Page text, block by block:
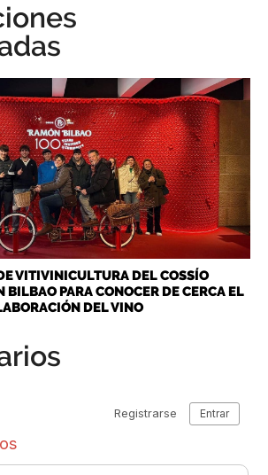
VITIVINICULTURA DEL COSSÍO
BILBAO PARA CONOCER DE CERCA EL
DEL VINO